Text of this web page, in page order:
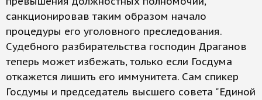
санкционировав таким образом начало
процедуры его уголовного преследования.
Судебного разбирательства господин Драганов
теперь может избежать, только если Госдума
откажется лишить его иммунитета. Сам спикер
Госдумы и председатель высшего совета "Единой